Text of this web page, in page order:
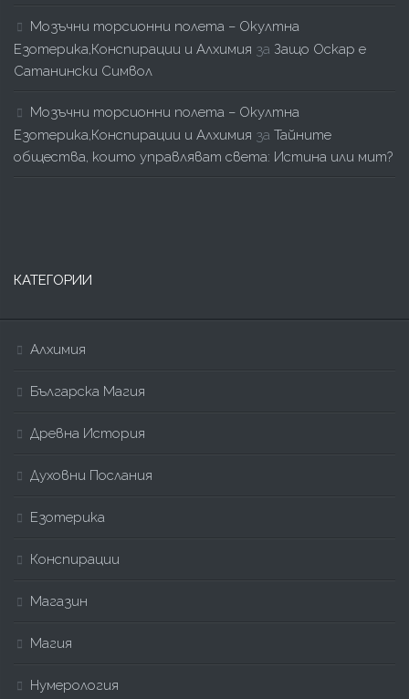
Мозъчни торсионни полета – Окултна
Езотерика,Конспирации и Алхимия за Защо Оскар е
Сатанински Символ
Мозъчни торсионни полета – Окултна
Езотерика,Конспирации и Алхимия за Тайните
общества, които управляват света: Истина или мит?
КАТЕГОРИИ
Алхимия
Българска Магия
Древна История
Духовни Послания
Езотерика
Конспирации
Магазин
Магия
Нумерология